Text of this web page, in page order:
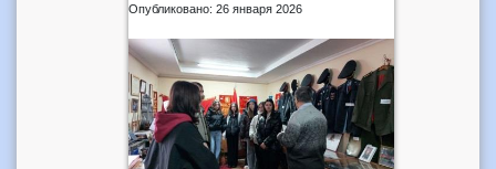
Опубликовано: 26 января 2026